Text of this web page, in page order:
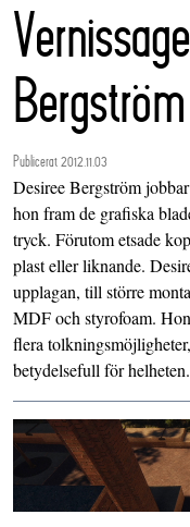
Bergström
Publicerat 2012.11.03
Desiree Bergström
hon fram de grafiska
tryck. Förutom etsade
plast eller liknande.
upplagan, till större
MDF och styrofoam.
flera
betydelsefull för